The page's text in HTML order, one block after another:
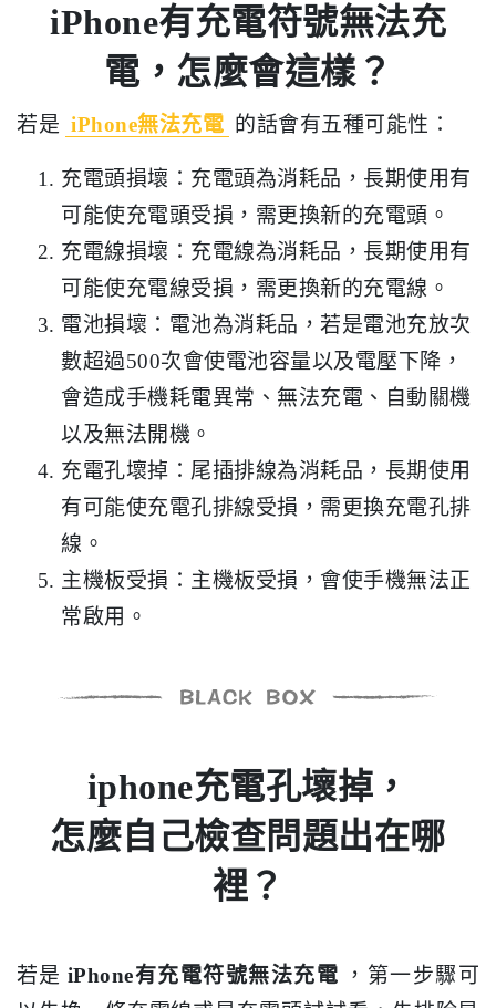
iPhone有充電符號無法充
電，怎麼會這樣？
若是 iPhone無法充電 的話會有五種可能性：
充電頭損壞：充電頭為消耗品，長期使用有
可能使充電頭受損，需更換新的充電頭。
充電線損壞：充電線為消耗品，長期使用有
可能使充電線受損，需更換新的充電線。
電池損壞：電池為消耗品，若是電池充放次
數超過500次會使電池容量以及電壓下降，
會造成手機耗電異常、無法充電、自動關機
以及無法開機。
充電孔壞掉：尾插排線為消耗品，長期使用
有可能使充電孔排線受損，需更換充電孔排
線。
主機板受損：主機板受損，會使手機無法正
常啟用。
iphone充電孔壞掉，
怎麼自己檢查問題出在哪
裡？
若是 iPhone有充電符號無法充電
，第一步驟可